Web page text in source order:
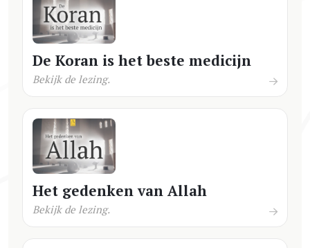
De Koran is het beste medicijn
Bekijk de lezing.
Het gedenken van Allah
Bekijk de lezing.